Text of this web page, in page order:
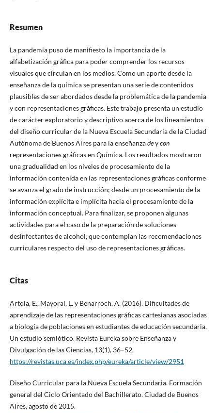
Resumen
La pandemia puso de manifiesto la importancia de la
alfabetización gráfica para poder comprender los recursos
visuales que circulan en los medios. Como un aporte desde la
enseñanza de la química se presentan una serie de contenidos
plausibles de ser abordados desde la problemática de la pandemia
y con representaciones gráficas. Este trabajo presenta un estudio
de carácter exploratorio y descriptivo acerca de los lineamientos
del diseño curricular de la Nueva Escuela Secundaria de la Ciudad
Autónoma de Buenos Aires para la enseñanzadeycon
representaciones gráficas en Química. Los resultados mostraron
una gradualidad en los niveles de procesamiento de la
información contenida en las representaciones gráficas conforme
se avanza el grado de instrucción; desde un procesamiento de la
información explícita e implícita hacia el procesamiento de la
información conceptual. Para finalizar, se proponen algunas
actividades para el caso de la preparación de soluciones
desinfectantes de alcohol, que contemplan las recomendaciones
curriculares respecto del uso de representaciones gráficas.
Citas
Artola, E., Mayoral, L. y Benarroch, A. (2016). Dificultades de
aprendizaje de las representaciones gráficas cartesianas asociadas
a biología de poblaciones en estudiantes de educación secundaria.
Un estudio semiótico. Revista Eureka sobre Enseñanza y
Divulgación de las Ciencias, 13(1), 36–52.
https://revistas.uca.es/index.php/eureka/article/view/2951
Diseño Curricular para la Nueva Escuela Secundaria. Formación
general del Ciclo Orientado del Bachillerato. Ciudad de Buenos
Aires, agosto de 2015.